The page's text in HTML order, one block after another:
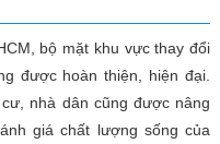
bộ mặt khu vực thay đổi
được hoàn thiện, hiện đại.
nhà dân cũng được nâng
giá chất lượng sống của